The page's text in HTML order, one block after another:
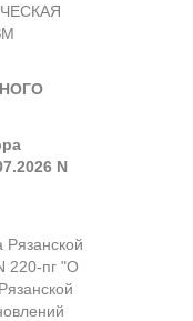
N
Рязанской
220-пг "О